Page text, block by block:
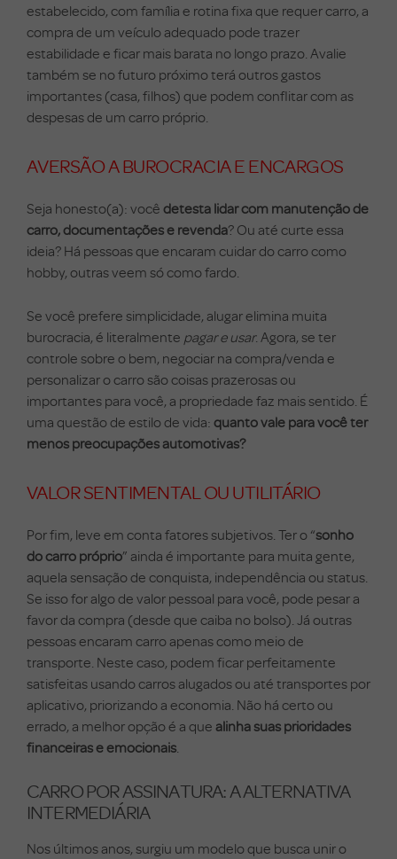
estabelecido, com família e rotina fixa que requer carro, a
compra de um veículo adequado pode trazer
estabilidade e ficar mais barata no longo prazo. Avalie
também se no futuro próximo terá outros gastos
importantes (casa, filhos) que podem conflitar com as
despesas de um carro próprio.
AVERSÃO A BUROCRACIA E ENCARGOS
Seja honesto(a): você detesta lidar com manutenção de
carro, documentações e revenda? Ou até curte essa
ideia? Há pessoas que encaram cuidar do carro como
hobby, outras veem só como fardo.
Se você prefere simplicidade, alugar elimina muita
burocracia, é literalmente pagar e usar. Agora, se ter
controle sobre o bem, negociar na compra/venda e
personalizar o carro são coisas prazerosas ou
importantes para você, a propriedade faz mais sentido. É
uma questão de estilo de vida: quanto vale para você ter
menos preocupações automotivas?
VALOR SENTIMENTAL OU UTILITÁRIO
Por fim, leve em conta fatores subjetivos. Ter o “sonho
do carro próprio” ainda é importante para muita gente,
aquela sensação de conquista, independência ou status.
Se isso for algo de valor pessoal para você, pode pesar a
favor da compra (desde que caiba no bolso). Já outras
pessoas encaram carro apenas como meio de
transporte. Neste caso, podem ficar perfeitamente
satisfeitas usando carros alugados ou até transportes por
aplicativo, priorizando a economia. Não há certo ou
errado, a melhor opção é a que alinha suas prioridades
financeiras e emocionais
CARRO POR ASSINATURA: A ALTERNATIVA
INTERMEDIÁRIA
Nos últimos anos, surgiu um modelo que busca unir o